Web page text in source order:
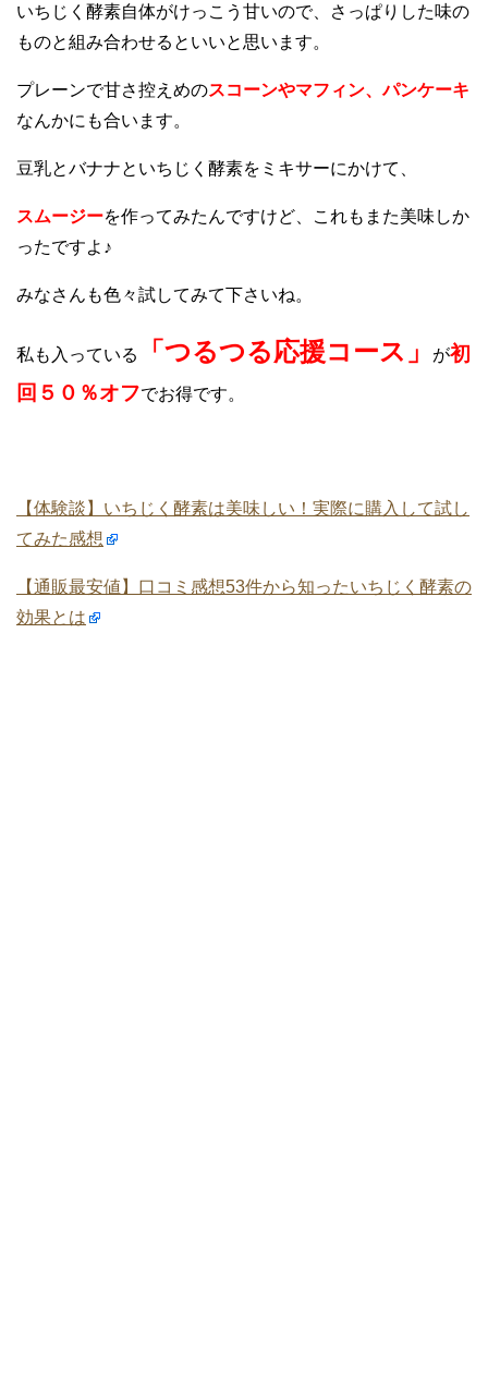
いちじく酵素自体がけっこう甘いので、さっぱりした味の
ものと組み合わせるといいと思います。
プレーンで甘さ控えめのスコーンやマフィン、パンケーキ
なんかにも合います。
豆乳とバナナといちじく酵素をミキサーにかけて、
スムージーを作ってみたんですけど、これもまた美味しか
ったですよ♪
みなさんも色々試してみて下さいね。
私も入っている 「つるつる応援コース」 が初
回５０％オフでお得です。
【体験談】いちじく酵素は美味しい！実際に購入して試し
てみた感想
【通販最安値】口コミ感想53件から知ったいちじく酵素の
効果とは